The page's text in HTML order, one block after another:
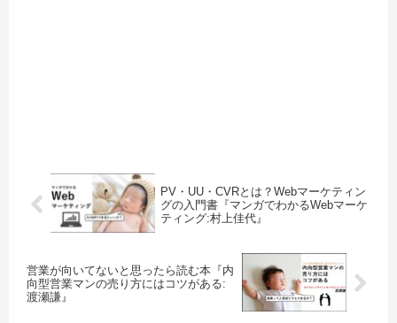
PV・UU・CVRとは？Webマーケティン
グの入門書『マンガでわかるWebマーケ
ティング:村上佳代』
営業が向いてないと思ったら読む本『内
向型営業マンの売り方にはコツがある:
渡瀬謙』